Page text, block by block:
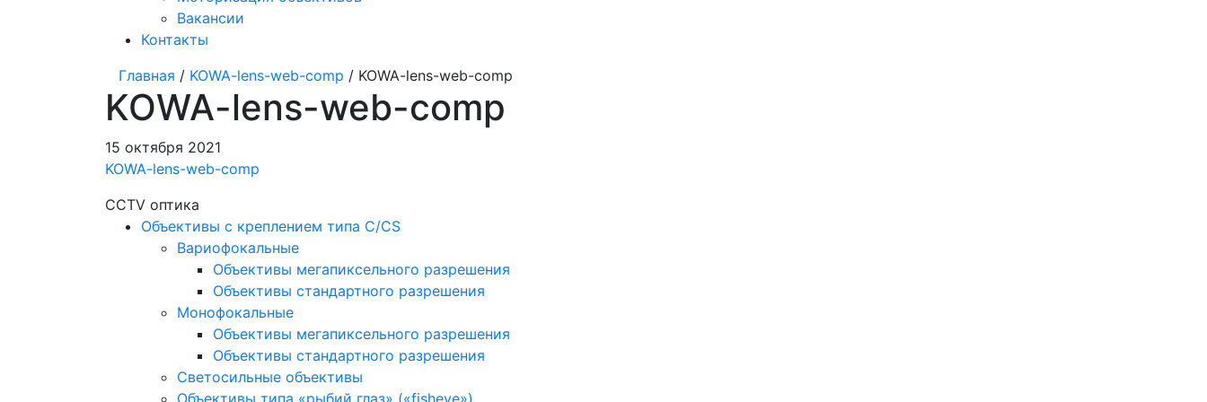
Вакансии
Контакты
Главная / KOWA-lens-web-comp / KOWA-lens-web-comp
KOWA-lens-web-comp
15 октября 2021
KOWA-lens-web-comp
CCTV оптика
Объективы с креплением типа C/CS
Вариофокальные
Объективы мегапиксельного разрешения
Объективы стандартного разрешения
Монофокальные
Объективы мегапиксельного разрешения
Объективы стандартного разрешения
Светосильные объективы
Объективы типа «рыбий глаз» («fisheye»)